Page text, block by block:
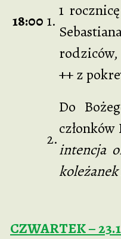
18:00 1.
1
++ z
2.
Do
intencja
CZWARTEK –